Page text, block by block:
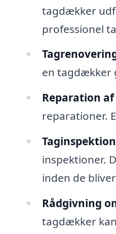
tagdækker
professionel
en tagdækker
Reparation
reparationer.
inspektioner.
inden de
Rådgivning
tagdækker